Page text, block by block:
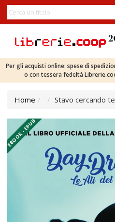
Per gli acquisti online: spese di
o con tessera fedeltà
Home Stavo cercando te
EBOOK - EPUB